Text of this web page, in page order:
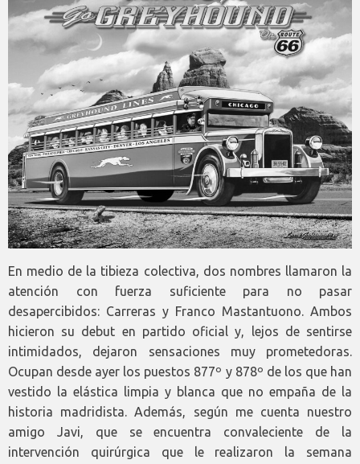
En medio de la tibieza colectiva, dos nombres llamaron la
atención con fuerza suficiente para no pasar
desapercibidos: Carreras y Franco Mastantuono. Ambos
hicieron su debut en partido oficial y, lejos de sentirse
intimidados, dejaron sensaciones muy prometedoras.
Ocupan desde ayer los puestos 877º y 878º de los que han
vestido la elástica limpia y blanca que no empaña de la
historia madridista. Además, según me cuenta nuestro
amigo Javi, que se encuentra convaleciente de la
intervención quirúrgica que le realizaron la semana